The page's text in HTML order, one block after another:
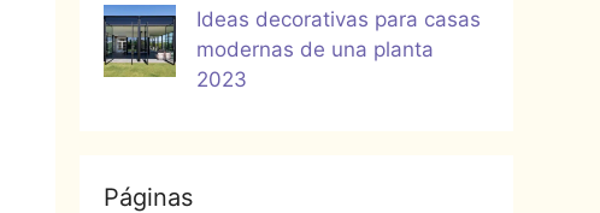
Ideas decorativas para casas
modernas de una planta
2023
Páginas